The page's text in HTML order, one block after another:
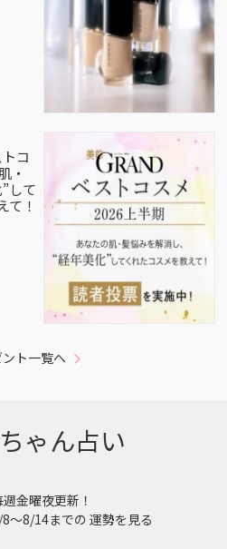
コ
・
して
て！
ト一覧へ
ゃん占い
週金曜夜更新！
〜8/14までの 運勢を見る